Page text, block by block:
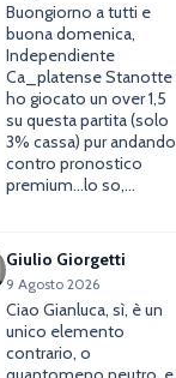
Buongiorno a tutti e
buona domenica,
Independiente
Ca_platense Stanotte
ho giocato un over 1,5
su questa partita (solo
3% cassa) pur andando
contro pronostico
premium...lo so,…
Giulio Giorgetti
9 Agosto 2026
Ciao Gianluca, sì, è un
unico elemento
contrario, o